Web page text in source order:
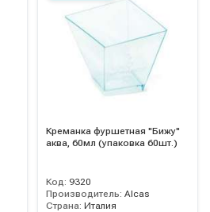
Креманка фуршетная "Бижу"
аква, 60мл (упаковка 60шт.)
Код: 9320
Производитель: Alcas
Страна: Италия